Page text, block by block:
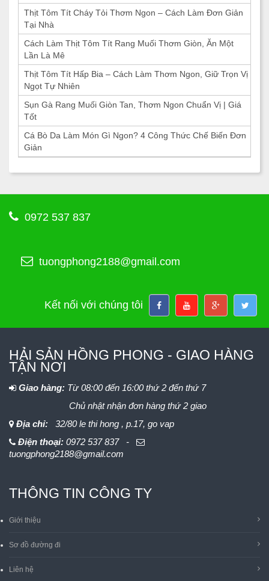
Thịt Tôm Tít Cháy Tỏi Thơm Ngon – Cách Làm Đơn Giản
Tại Nhà
Cách Làm Thịt Tôm Tít Rang Muối Thơm Giòn, Ăn Một
Lần Là Mê
Thịt Tôm Tít Hấp Bia – Cách Làm Thơm Ngon, Giữ Trọn Vị
Ngọt Tự Nhiên
Sụn Gà Rang Muối Giòn Tan, Thơm Ngon Chuẩn Vị | Giá
Tốt
Cá Bò Da Làm Món Gì Ngon? 4 Công Thức Chế Biến Đơn
Giản
0972 537 837
tuongphong2188@gmail.com
Kết nối với chúng tôi
HẢI SẢN HỒNG PHONG - GIAO HÀNG
TẬN NƠI
Giao hàng: Từ 08:00 đến 16:00 thứ 2 đến thứ 7
Chủ nhật nhận đơn hàng thứ 2 giao
Địa chỉ:
32/80 le thi hong , p.17, go vap
Điện thoại: 0972 537 837 -
tuongphong2188@gmail.com
THÔNG TIN CÔNG TY
Giới thiệu
Sơ đồ đường đi
Liên hệ